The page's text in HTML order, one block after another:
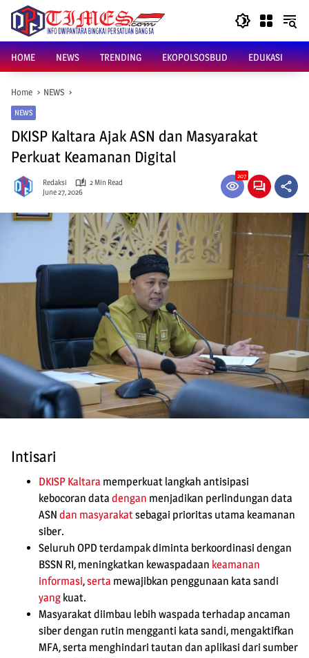
content
HOME
NEWS TRENDING EKOPOLSOSBUD EDUKASI
Home NEWS
NEWS
DKISP Kaltara Ajak ASN dan Masyarakat
Perkuat Keamanan Digital
Redaksi
2 Min Read
June 27, 2026
207
Intisari
DKISP Kaltara memperkuat langkah antisipasi
kebocoran data dengan menjadikan perlindungan data
ASN dan masyarakatsebagai prioritas utama keamanan
siber.
Seluruh OPD terdampak diminta berkoordinasi dengan
BSSN RI, meningkatkan kewaspadaan keamanan
informasi,serta mewajibkan penggunaan kata sandi
yang kuat.
Masyarakat diimbau lebih waspada terhadap ancaman
siber dengan rutin mengganti kata sandi, mengaktifkan
MFA, serta menghindari tautan dan aplikasi dari sumber